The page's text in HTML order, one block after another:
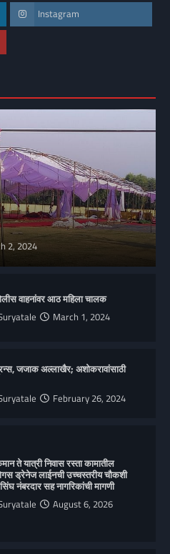
Instagram
2, 2024
वाहनांवर आठ महिला चालक
March 1, 2024
जजाक अल्लाखैर; अशोकरावांसाठी
February 26, 2024
ते यात्री निवास रस्ता कामातील
ड्रेनेज लाईनची उच्चस्तरीय चौकशी
नंबरदार सह नागरिकांची मागणी
August 6, 2026